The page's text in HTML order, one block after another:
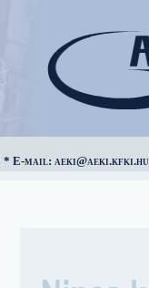
* E-mail: aeki@aeki.kfki.hu